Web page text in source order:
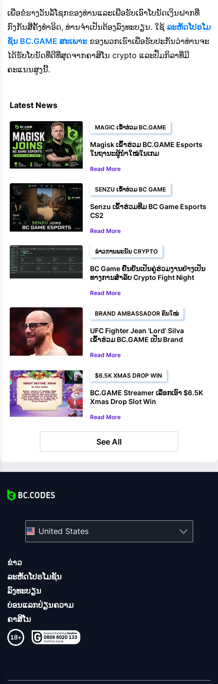
ເພື່ອຂໍຮາງວັນລໍ້ໂຊກຂອງທ່ານແລະເພື່ອຮັບເອົາໂບນັດເງິນຝາກທີ່
ກົງກັນສີ່ຄັ້ງທຳອິດ, ທ່ານຈຳເປັນຕ້ອງລົງທະບຽນ. ໃຊ້ ລະຫັດໂປຣໂມ
ຊັນ BC.GAME ສະເພາະ ຂອງພວກເຮົາເພື່ອຮັບປະກັນວ່າທ່ານຈະ
ໄດ້ຮັບໂບນັດທີ່ດີທີ່ສຸດຈາກຄາສິໂນ crypto ແລະປຶ້ມກິລາທີ່ມີ
ຄະແນນສູງນີ້.
Latest News
MAGIC ເຂົ້າຮ່ວມ BC.GAME
Magisk ເຂົ້າຮ່ວມ BC.GAME Esports
ໃນຖານະຜູ້ນຳໃໝ່ໃນເກມ
Read More
SENZU ເຂົ້າຮ່ວມ BC GAME
Senzu ເຂົ້າຮ່ວມທີມ BC Game Esports
CS2
Read More
ຂ່າວການພະນັນ CRYPTO
BC Game ຢືນຢັນເປັນຄູ່ຮ່ວມງານຢ່າງເປັນ
ທາງການສໍາລັບ Crypto Fight Night
Read More
BRAND AMBASSADOR ຄົນໃໝ່
UFC Fighter Jean 'Lord' Silva
ເຂົ້າຮ່ວມ BC.GAME ເປັນ Brand
Read More
$6.5K XMAS DROP WIN
BC.GAME Streamer ເລືອກເອົາ $6.5K
Xmas Drop Slot Win
Read More
See All
ຂ່າວ
ລະຫັດໂປຣໂມຊັນ
ລົງທະບຽນ
ບ່ອນແລກປ່ຽນຄວາມ
ຄາສິໂນ
United States